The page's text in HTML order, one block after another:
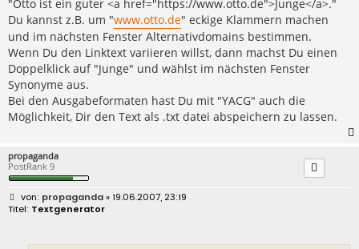
"Otto ist ein guter <a href="https://www.otto.de">Junge</a>."
Du kannst z.B. um "www.otto.de" eckige Klammern machen
und im nächsten Fenster Alternativdomains bestimmen.
Wenn Du den Linktext variieren willst, dann machst Du einen
Doppelklick auf "Junge" und wählst im nächsten Fenster
Synonyme aus.
Bei den Ausgabeformaten hast Du mit "YACG" auch die
Möglichkeit, Dir den Text als .txt datei abspeichern zu lassen.
propaganda
PostRank 9
B
e
i
propaganda» 19.06.2007, 23:19
Textgenerator